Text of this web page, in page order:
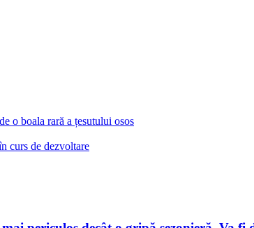
o boala rară a țesutului osos
curs de dezvoltare